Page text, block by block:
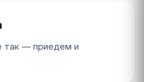
так — приедем и